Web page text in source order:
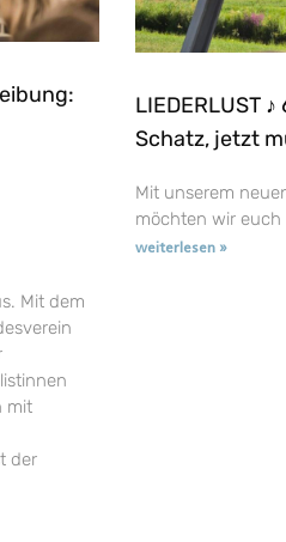
Mit dem
mit
der
LIEDERLUST
Schatz, jetzt
Mit unserem
möchten wir euch
weiterlesen »